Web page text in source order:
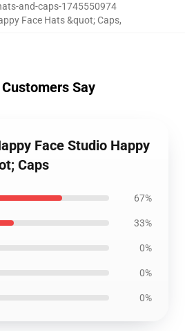
and-caps-1745550974
Face Hats &quot; Caps,
Say
Face Studio Happy
Caps
67%
33%
0%
0%
0%